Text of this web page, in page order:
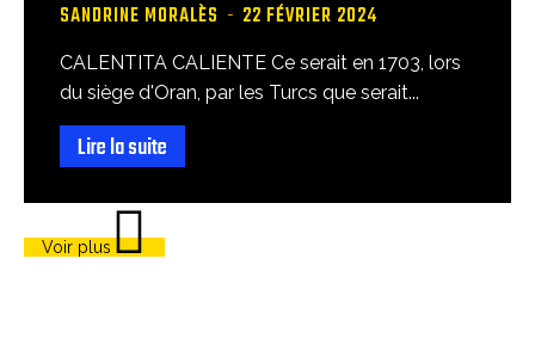
SANDRINE MORALÈS - 22 FÉVRIER 2024
CALENTITA CALIENTE Ce serait en 1703, lors
du siège d'Oran, par les Turcs que serait...
Lire la suite
Voir plus